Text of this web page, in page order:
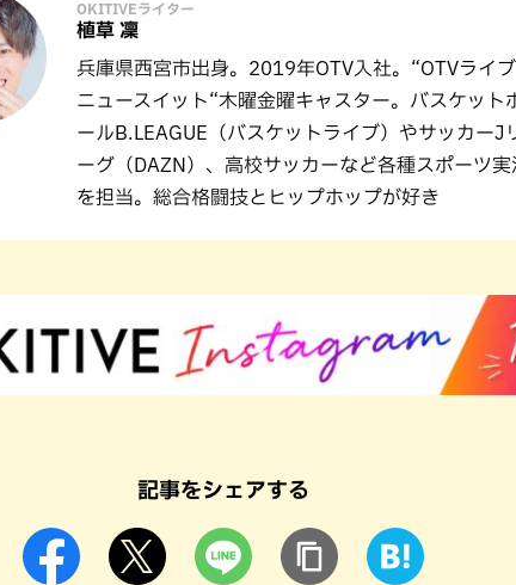
OKITIVEライター
植草 凜
兵庫県西宮市出身。2019年OTV入社。“OTVライブ
ニュースイット“木曜金曜キャスター。バスケット
ールB.LEAGUE（バスケットライブ）やサッカーJ
ーグ（DAZN）、高校サッカーなど各種スポーツ実
を担当。総合格闘技とヒップホップが好き
記事をシェアする